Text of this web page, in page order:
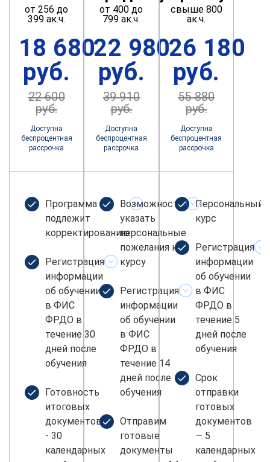
от 256 до
399 ак.ч.
18 680
руб.
22 600
руб.
Доступна
беспроцентная
рассрочка
Программа не
подлежит
корректированию
Регистрация
информации
об обучении
в ФИС
ФРДО в
течение 30
дней после
обучения
Готовность
итоговых
документов
- 30
календарных
от 400 до
799 ак.ч.
22 980
руб.
39 910
руб.
Доступна
беспроцентная
рассрочка
Возможность
указать
персональные
пожелания к
курсу
Регистрация
информации
об обучении
в ФИС
ФРДО в
течение 14
дней после
обучения
Отправим
готовые
документы
свыше 800
ак.ч.
26 180
руб.
55 880
руб.
Доступна
беспроцентная
рассрочка
Персональный
курс
Регистрация
информации
об обучении
в ФИС
ФРДО в
течение 5
дней после
обучения
Срок
отправки
готовых
документов
— 5
календарных